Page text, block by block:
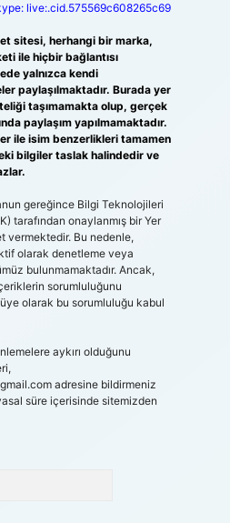
live:.cid.575569c608265c69
sitesi, herhangi bir marka,
ile hiçbir bağlantısı
yalnızca kendi
paylaşılmaktadır. Burada yer
taşımamakta olup, gerçek
paylaşım yapılmamaktadır.
ile isim benzerlikleri tamamen
bilgiler taslak halindedir ve
gereğince Bilgi Teknolojileri
tarafından onaylanmış bir Yer
vermektedir. Bu nedenle,
olarak denetleme veya
bulunmamaktadır. Ancak,
sorumluluğunu
olarak bu sorumluluğu kabul
aykırı olduğunu
adresine bildirmeniz
süre içerisinde sitemizden